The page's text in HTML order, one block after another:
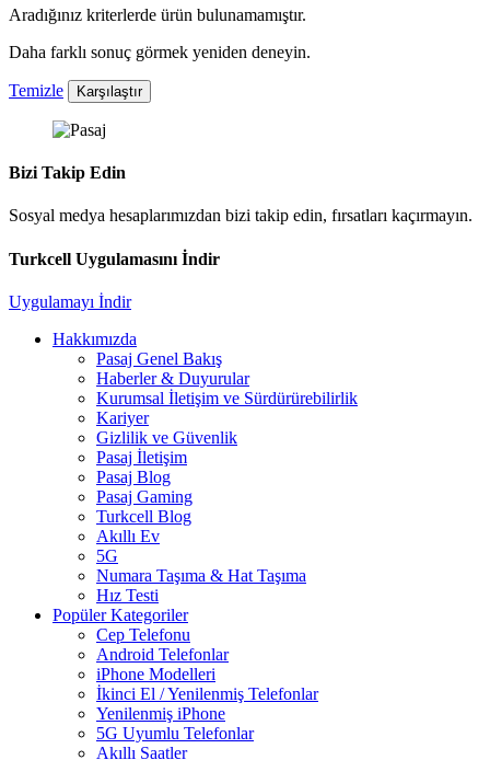
Aradığınız kriterlerde ürün bulunamamıştır.
Daha farklı sonuç görmek yeniden deneyin.
Temizle Karşılaştır
Bizi Takip Edin
Sosyal medya hesaplarımızdan bizi takip edin, fırsatları kaçırmayın.
Turkcell Uygulamasını İndir
Uygulamayı İndir
Hakkımızda
Pasaj Genel Bakış
Haberler & Duyurular
Kurumsal İletişim ve Sürdürürebilirlik
Kariyer
Gizlilik ve Güvenlik
Pasaj İletişim
Pasaj Blog
Pasaj Gaming
Turkcell Blog
Akıllı Ev
5G
Numara Taşıma & Hat Taşıma
Hız Testi
Popüler Kategoriler
Cep Telefonu
Android Telefonlar
iPhone Modelleri
İkinci El / Yenilenmiş Telefonlar
Yenilenmiş iPhone
5G Uyumlu Telefonlar
Akıllı Saatler